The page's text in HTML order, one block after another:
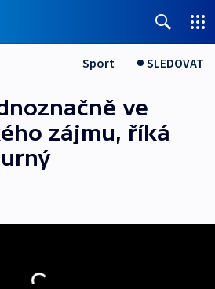
Sport SLEDOVAT
ve
zájmu, říká